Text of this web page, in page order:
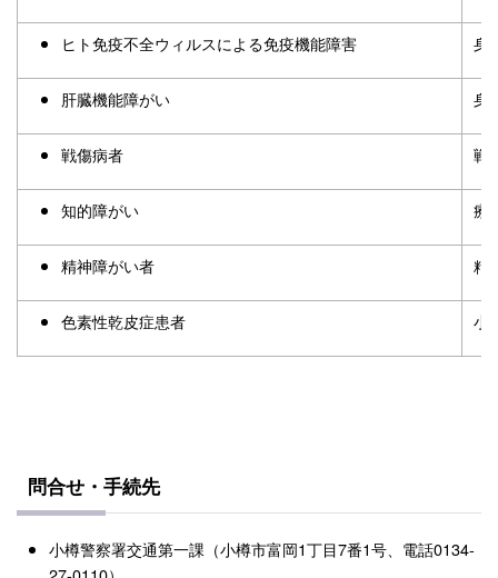
ヒト免疫不全ウィルスによる免疫機能障害 身
肝臓機能障がい 身
戦傷病者 戦
知的障がい 療
精神障がい者 精
色素性乾皮症患者 小
問合せ・手続先
小樽警察署交通第一課（小樽市富岡1丁目7番1号、電話0134-